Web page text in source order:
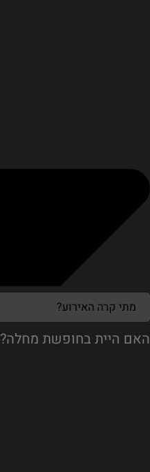
האם היית בחופשת מחלה?